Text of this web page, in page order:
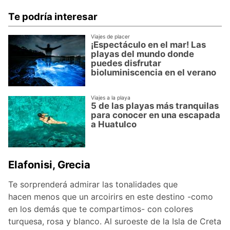
Te podría interesar
Viajes de placer
¡Espectáculo en el mar! Las
playas del mundo donde
puedes disfrutar
bioluminiscencia en el verano
Viajes a la playa
5 de las playas más tranquilas
para conocer en una escapada
a Huatulco
Elafonisi, Grecia
Te sorprenderá admirar las tonalidades que
hacen menos que un arcoirirs en este destino -como
en los demás que te compartimos- con colores
turquesa, rosa y blanco. Al suroeste de la Isla de Creta